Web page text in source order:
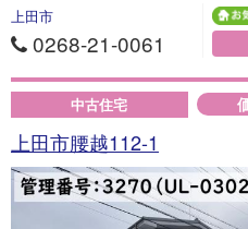
上田市
0268-21-0061
中古住宅
上田市腰越112-1